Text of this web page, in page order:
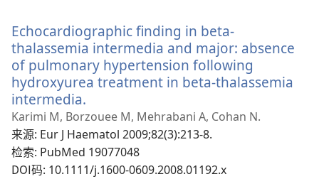
口）
Echocardiographic finding in beta-
thalassemia intermedia and major: absence
of pulmonary hypertension following
hydroxyurea treatment in beta-thalassemia
intermedia.
开
新
窗
口）
Karimi M, Borzouee M, Mehrabani A, Cohan N.
来源‎: Eur J Haematol 2009;82(3):213-8.
检索‎: PubMed 19077048
DOI码‎: 10.1111/j.1600-0609.2008.01192.x